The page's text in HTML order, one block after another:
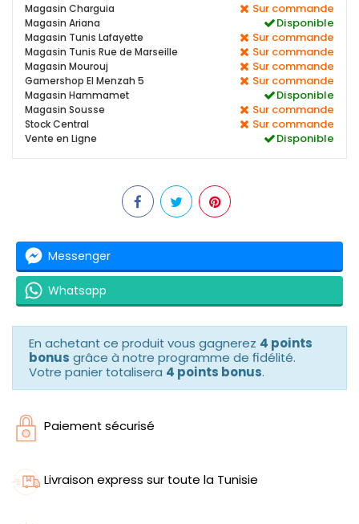
Magasin Charguia Sur commande
Magasin Ariana Disponible
Magasin Tunis Lafayette Sur commande
Magasin Tunis Rue de Marseille Sur commande
Magasin Mourouj Sur commande
Gamershop El Menzah 5 Sur commande
Magasin Hammamet Disponible
Magasin Sousse Sur commande
Stock Central Sur commande
Vente en Ligne Disponible
Messenger
Whatsapp
En achetant ce produit vous gagnerez 4 points
bonus grâce à notre programme de fidélité.
Votre panier totalisera 4 points bonus.
Paiement sécurisé
Livraison express sur toute la Tunisie